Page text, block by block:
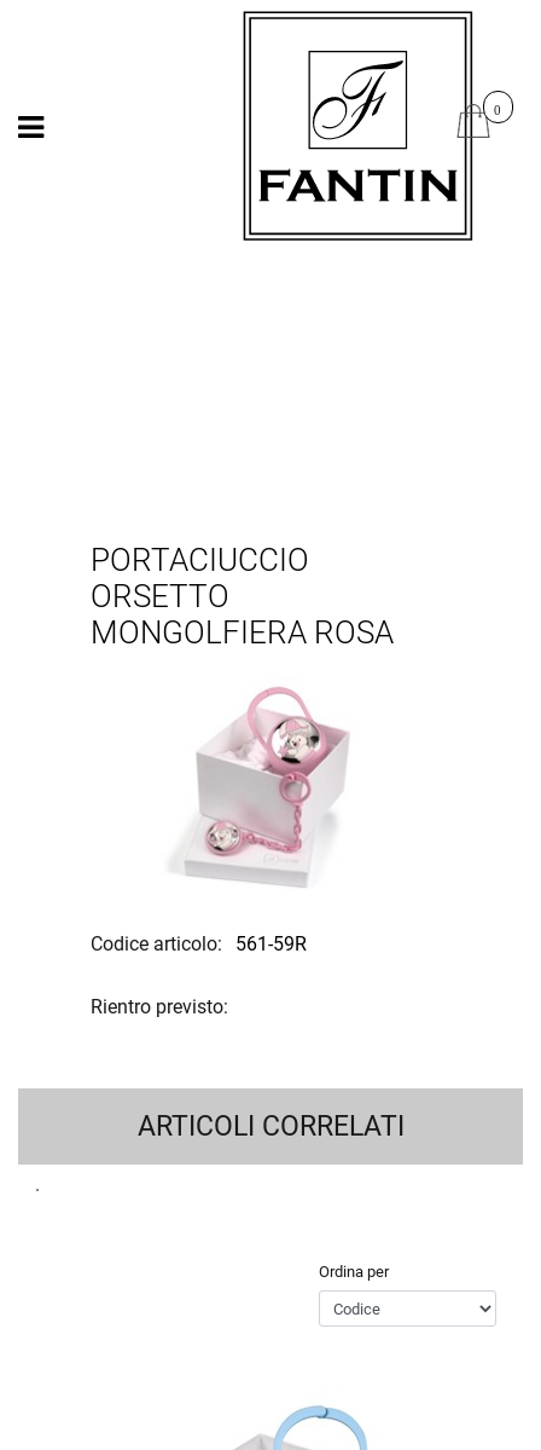
Open Open
PORTACIUCCIO
ORSETTO
MONGOLFIERA ROSA
Codice articolo: 561-59R
Rientro previsto:
ARTICOLI CORRELATI
Ordina per